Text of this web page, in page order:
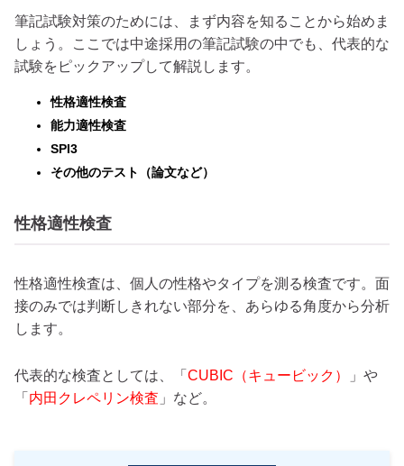
筆記試験対策のためには、まず内容を知ることから始めま
しょう。ここでは中途採用の筆記試験の中でも、代表的な
試験をピックアップして解説します。
性格適性検査
能力適性検査
SPI3
その他のテスト（論文など）
性格適性検査
性格適性検査は、個人の性格やタイプを測る検査です。面
接のみでは判断しきれない部分を、あらゆる角度から分析
します。
代表的な検査としては、「 CUBIC（キュービック）
」や
「 内田クレペリン検査 」など。